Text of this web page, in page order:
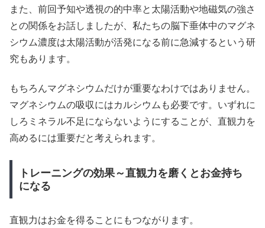
また、前回予知や透視の的中率と太陽活動や地磁気の強さ
との関係をお話しましたが、私たちの脳下垂体中のマグネ
シウム濃度は太陽活動が活発になる前に急減するという研
究もあります。
もちろんマグネシウムだけが重要なわけではありません。
マグネシウムの吸収にはカルシウムも必要です。いずれに
しろミネラル不足にならないようにすることが、直観力を
高めるには重要だと考えられます。
トレーニングの効果～直観力を磨くとお金持ち
になる
直観力はお金を得ることにもつながります。